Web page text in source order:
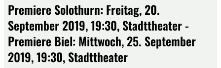
Premiere Solothurn: Freitag, 20.
September 2019, 19:30, Stadttheater -
Premiere Biel: Mittwoch, 25. September
2019, 19:30, Stadttheater